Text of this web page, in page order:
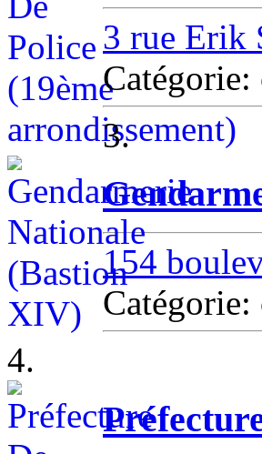
3 rue Erik
Catégorie:
3.
154
4.